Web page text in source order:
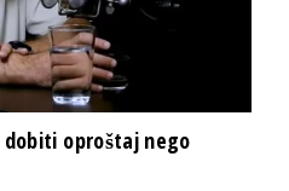
dobiti oproštaj nego